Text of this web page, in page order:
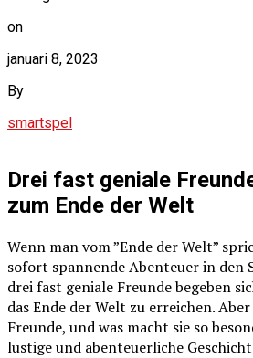
on
januari 8, 2023
By
smartspel
Drei fast geniale
zum Ende der Welt
Wenn man vom ”Ende der Welt”
sofort spannende Abenteuer in den
drei fast geniale Freunde begeben
das Ende der Welt zu erreichen.
Freunde, und was macht sie so
lustige und abenteuerliche